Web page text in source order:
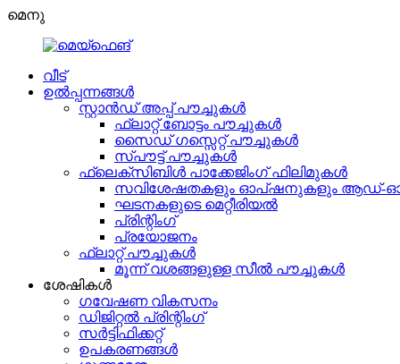
മെനു
വീട്
ഉൽപ്പന്നങ്ങൾ
സ്റ്റാൻഡ് അപ്പ് പൗച്ചുകൾ
ഫ്ലാറ്റ് ബോട്ടം പൗച്ചുകൾ
സൈഡ് ഗസ്സെറ്റ് പൗച്ചുകൾ
സ്പൗട്ട് പൗച്ചുകൾ
ഫ്ലെക്സിബിൾ പാക്കേജിംഗ് ഫിലിമുകൾ
സവിശേഷതകളും ഓപ്ഷനുകളും
ഘടനകളുടെ മെറ്റീരിയൽ
പ്രിന്റിംഗ്
പ്രയോജനം
ഫ്ലാറ്റ് പൗച്ചുകൾ
മൂന്ന് വശങ്ങളുള്ള സീൽ പൗച്ചുകൾ
ശേഷികൾ
ഗവേഷണ വികസനം
ഡിജിറ്റൽ പ്രിന്റിംഗ്
സർട്ടിഫിക്കറ്റ്
ഉപകരണങ്ങൾ